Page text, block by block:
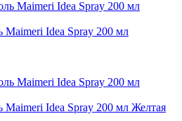
Maimeri Idea Spray 200 мл
Maimeri Idea Spray 200 мл Желтая